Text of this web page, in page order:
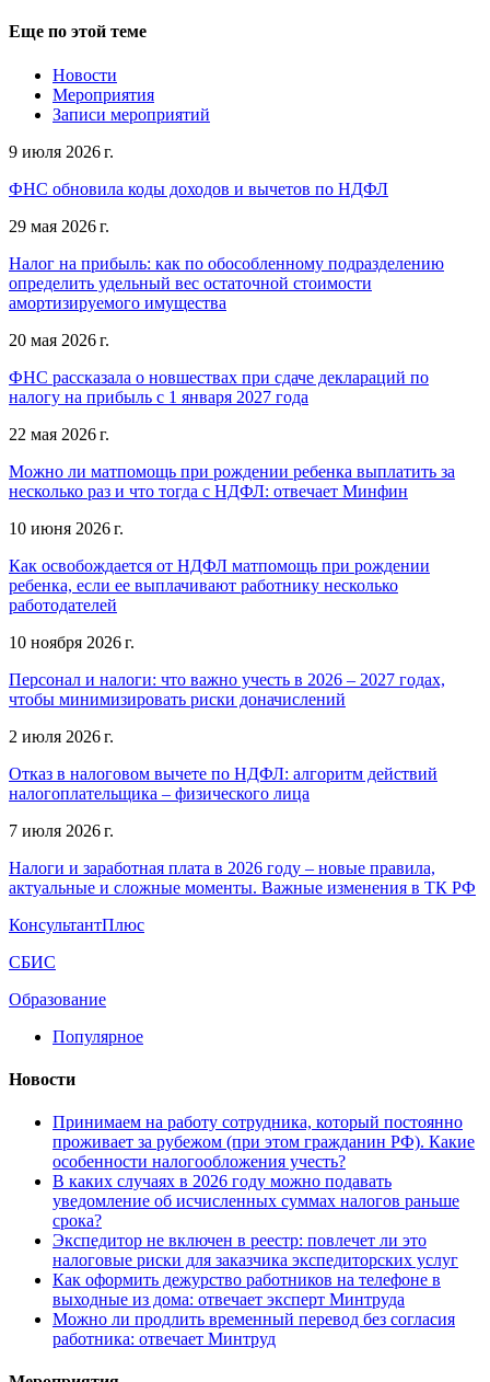
Еще по этой теме
Новости
Мероприятия
Записи мероприятий
9 июля 2026 г.
ФНС обновила коды доходов и вычетов по НДФЛ
29 мая 2026 г.
Налог на прибыль: как по обособленному подразделению
определить удельный вес остаточной стоимости
амортизируемого имущества
20 мая 2026 г.
ФНС рассказала о новшествах при сдаче деклараций по
налогу на прибыль с 1 января 2027 года
22 мая 2026 г.
Можно ли матпомощь при рождении ребенка выплатить за
несколько раз и что тогда с НДФЛ: отвечает Минфин
10 июня 2026 г.
Как освобождается от НДФЛ матпомощь при рождении
ребенка, если ее выплачивают работнику несколько
работодателей
10 ноября 2026 г.
Персонал и налоги: что важно учесть в 2026 – 2027 годах,
чтобы минимизировать риски доначислений
2 июля 2026 г.
Отказ в налоговом вычете по НДФЛ: алгоритм действий
налогоплательщика – физического лица
7 июля 2026 г.
Налоги и заработная плата в 2026 году – новые правила,
актуальные и сложные моменты. Важные изменения в ТК РФ
КонсультантПлюс
СБИС
Образование
Популярное
Новости
Принимаем на работу сотрудника, который постоянно
проживает за рубежом (при этом гражданин РФ). Какие
особенности налогообложения учесть?
В каких случаях в 2026 году можно подавать
уведомление об исчисленных суммах налогов раньше
срока?
Экспедитор не включен в реестр: повлечет ли это
налоговые риски для заказчика экспедиторских услуг
Как оформить дежурство работников на телефоне в
выходные из дома: отвечает эксперт Минтруда
Можно ли продлить временный перевод без согласия
работника: отвечает Минтруд